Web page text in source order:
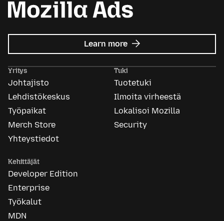
Learn more about
Mozilla
Yritys
Johtajisto
Lehdistökeskus
Työpaikat
Merch Store
Yhteystiedot
Tuki
Tuotetuki
Ilmoita virheestä
Lokalisoi Mozilla
Security
Kehittäjät
Developer Edition
Enterprise
Työkalut
MDN